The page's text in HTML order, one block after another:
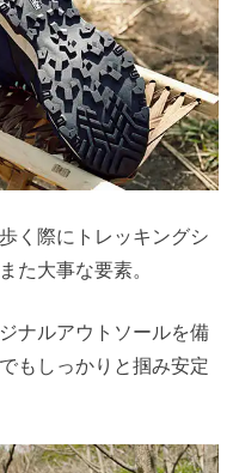
く際にトレッキングシ
た大事な要素。
ナルアウトソールを備
もしっかりと掴み安定